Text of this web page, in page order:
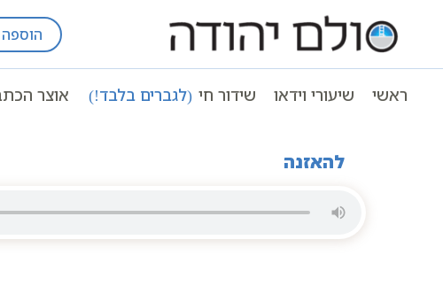
ראשי שיעורי וידאו שידור חי (לגברים בלבד!) אוצר
עמוד ראשי שיעורי וידאו שיעורי קבלה
מהו זמן איכות בדרך השם? הרב שקד פנחס | סולם יהודה | שיעור
להאזנה